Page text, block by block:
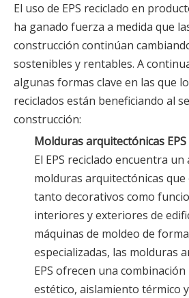
El uso de EPS reciclado en
ha ganado fuerza a medida que
construcción continúan
sostenibles y rentables. A
algunas formas clave en las que
reciclados están beneficiando al
construcción:
Molduras arquitectónicas EPS
El EPS reciclado encuentra
molduras arquitectónicas
tanto decorativos como
interiores y exteriores de
máquinas de moldeo de
especializadas, las molduras
EPS ofrecen una
estético, aislamiento térmico